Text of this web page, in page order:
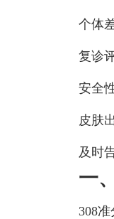
个体
复诊
安全
皮肤
及时
一
308